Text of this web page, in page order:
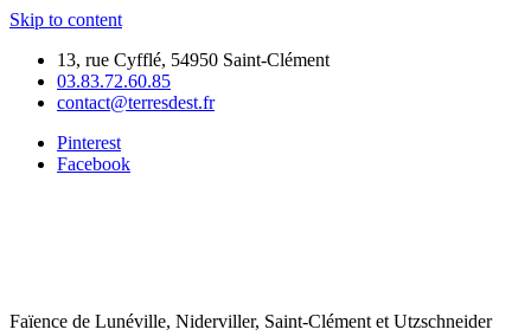
Skip to content
13, rue Cyfflé, 54950 Saint-Clément
03.83.72.60.85
contact@terresdest.fr
Pinterest
Facebook
Faïence de Lunéville, Niderviller, Saint-Clément et Utzschneider